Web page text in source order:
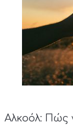
Αλκοόλ: Πώς